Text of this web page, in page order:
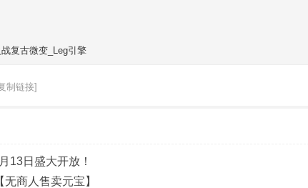
复古微变_Leg引擎
制链接]
13日盛大开放！
商人售卖元宝】